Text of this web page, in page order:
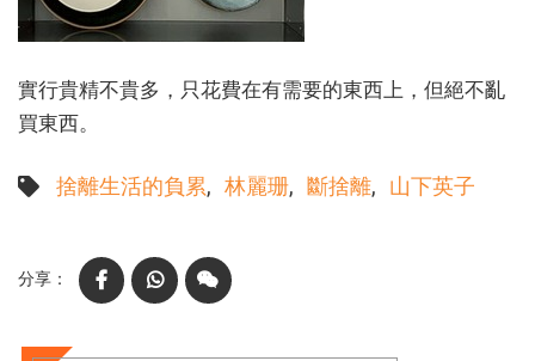
實行貴精不貴多，只花費在有需要的東西上，但絕不亂
買東西。
捨離生活的負累 林麗珊 斷捨離 山下英子
FacebookWhatsAppWeChat